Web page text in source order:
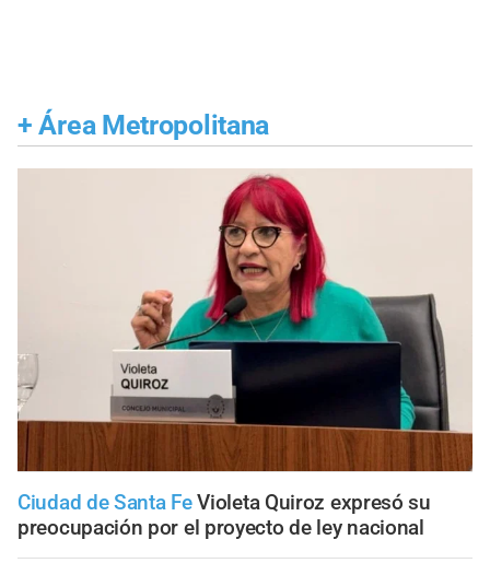
+ Área Metropolitana
Ciudad de Santa Fe Violeta Quiroz expresó su
preocupación por el proyecto de ley nacional